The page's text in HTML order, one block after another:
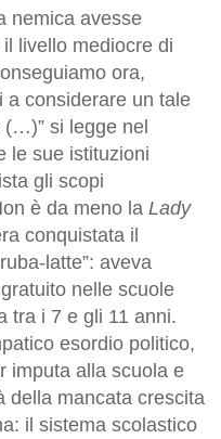
nemica avesse
il livello mediocre di
ora,
a considerare un tale
(…)” si legge nel
le sue istituzioni
gli scopi
è da meno la Lady
conquistata il
latte”: aveva
nelle scuole
tra i 7 e gli 11 anni.
esordio politico,
imputa alla scuola e
della mancata crescita
il sistema scolastico